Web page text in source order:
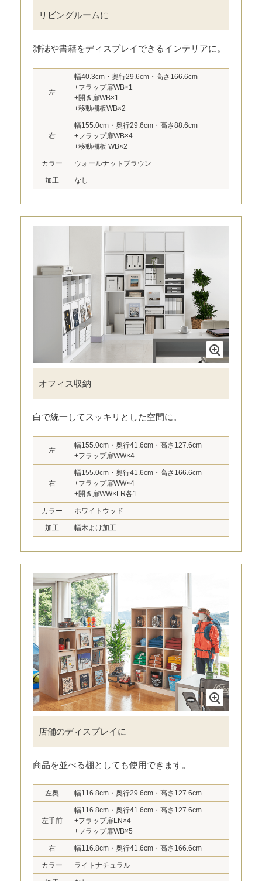
リビングルームに
雑誌や書籍をディスプレイできるインテリアに。
左
幅40.3cm・奥行29.6cm・高さ166.6cm
+フラップ扉WB×1
+開き扉WB×1
+移動棚板WB×2
右
幅155.0cm・奥行29.6cm・高さ88.6cm
+フラップ扉WB×4
+移動棚板 WB×2
カラー ウォールナットブラウン
加工 なし
オフィス収納
白で統一してスッキリとした空間に。
左
幅155.0cm・奥行41.6cm・高さ127.6cm
+フラップ扉WW×4
右
幅155.0cm・奥行41.6cm・高さ166.6cm
+フラップ扉WW×4
+開き扉WW×LR各1
カラー ホワイトウッド
加工 幅木よけ加工
店舗のディスプレイに
商品を並べる棚としても使用できます。
左奥 幅116.8cm・奥行29.6cm・高さ127.6cm
左手前
幅116.8cm・奥行41.6cm・高さ127.6cm
+フラップ扉LN×4
+フラップ扉WB×5
右 幅116.8cm・奥行41.6cm・高さ166.6cm
カラー ライトナチュラル